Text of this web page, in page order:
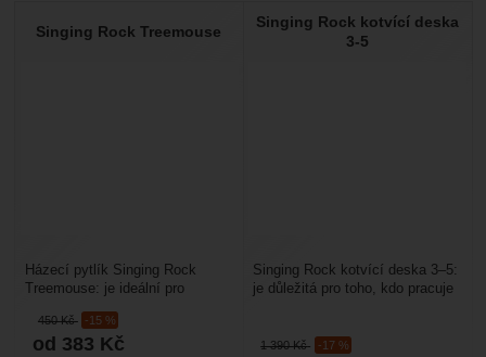
Singing Rock Treemouse
450Kč -15 %
od 383 Kč
Házecí pytlík Singing Rock
Treemouse: je ideální pro
výstupového lana...
Singing Rock kotvící deska
3-5
1 390Kč -17 %
Singing Rock kotvící deska 3–5:
je důležitá pro toho, kdo pracuje